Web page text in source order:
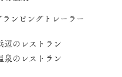
ランピングトレーラー
辺のレストラン
泉のレストラン